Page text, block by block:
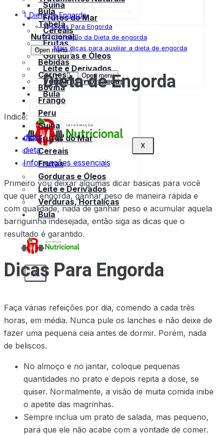
Suína
Frutos do Mar
Cereais
Frutas
Gorduras e Óleos
Leite e Derivados
Verduras, Hortaliças
Bula
X
Bula
Tabela
Nutricional
Open menu
Bebidas
Carnes
Open menu
Bovina
Frango
Peru
Suína
Frutos do Mar
Cereais
Frutas
Gorduras e Óleos
Leite e Derivados
Verduras, Hortaliças
Bula
X
Dieta de Engorda
Dicas Para Engorda
Cardápio da Dieta de engorda
Mais dicas para auxiliar a dieta de engorda
Dieta de Engorda
Indice:
dicas
dieta
Informações essenciais
Primeiro vou deixar algumas dicar basicas para você
que quer engorda, ganhar peso de maneira rápida e
com qualidade, nada de ganhar peso e acumular aquela
barriguinha indesejada, então siga as dicas que o
resultado é garantido.
Dicas Para Engorda
Faça várias refeições por dia, comendo a cada três
horas, em média. Nunca pule os lanches e não deixe de
fazer uma pequena ceia antes de dormir. Porém, nada
de beliscos.
No almoço e no jantar, coloque pequenas
quantidades no prato e depois repita a dose, se
quiser. Normalmente, a visão de muita comida inibe
o apetite das magrinhas.
Sempre inclua um prato de salada, mas pequeno,
para que ele não acabe com a vontade de comer.